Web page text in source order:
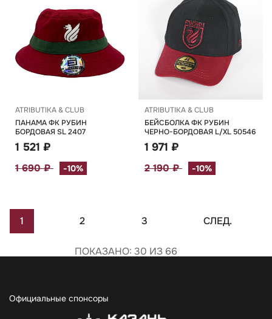
ATRIBUTIKA & CLUB
ПАНАМА ФК РУБИН
БОРДОВАЯ SL 2407
1 521 ₽
1 690 ₽ -10%
ATRIBUTIKA & CLUB
БЕЙСБОЛКА ФК РУБИН
ЧЕРНО-БОРДОВАЯ L/XL 50546
1 971 ₽
2 190 ₽ -10%
1 2 3 СЛЕД.
ПОКАЗАНО: 30 ИЗ 66
Официальные спонсоры